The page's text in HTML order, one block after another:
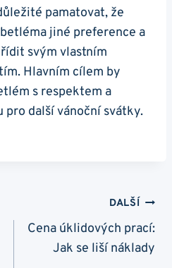
pamatovat, že
jiné preference a
svým vlastním
Hlavním cílem by
s respektem a
pro další vánoční svátky.
DALŠÍ
Cena úklidových prací:
Jak se liší náklady